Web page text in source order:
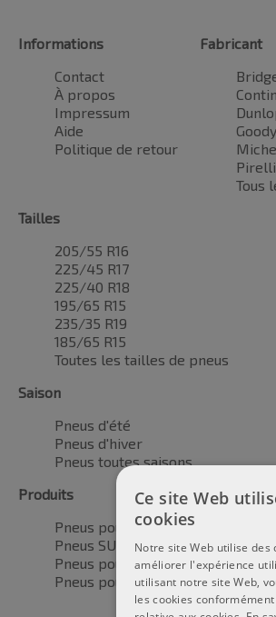
Informations
Contact
À propos
Impressum
Aide
Politique de retour
Fabricant
Pirelli
Tous
Tailles
205/55 R16
225/45 R17
225/40 R18
195/65 R15
235/35 R19
185/65 R15
Toutes les tailles de pneus
Saison
Pneus d'été
Pneus d'hiver
Pneus toutes saisons
Produits
Pneus pour voitures
Pneus SUV / 4x4
Pneus pour camionnettes
Pneus pour motos
Ce site Web
cookies
Notre site Web utilise des
améliorer l'expérience
utilisant notre site Web,
les cookies